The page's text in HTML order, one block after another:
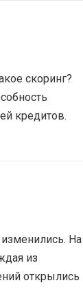
скоринг?
кредитов.
На
из
открылись